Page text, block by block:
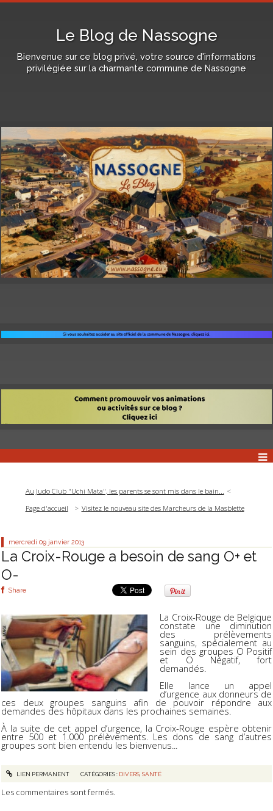
Le Blog de Nassogne
Bienvenue sur ce blog privé, votre source d'informations
privilégiée sur la charmante commune de Nassogne
Au Judo Club "Uchi Mata", les parents se sont mis dans le bain...
Page d'accueil
Visitez le nouveau site des Marcheurs de la Masblette
mercredi 09 janvier 2013
La Croix-Rouge a besoin de sang O+ et
O-
Share
La Croix-Rouge de Belgique
constate une diminution
des prélèvements
sanguins, spécialement au
sein des groupes O Positif
et O Négatif, fort
demandés.
Elle lance un appel
d’urgence aux donneurs de
ces deux groupes sanguins afin de pouvoir répondre aux
demandes des hôpitaux dans les prochaines semaines.
À la suite de cet appel d’urgence, la Croix-Rouge espère obtenir
entre 500 et 1.000 prélèvements. Les dons de sang d’autres
groupes sont bien entendu les bienvenus...
LIEN PERMANENT CATÉGORIES : DIVERS, SANTÉ
Les commentaires sont fermés.